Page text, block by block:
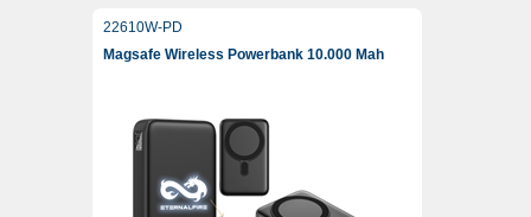
22610W-PD
Magsafe Wireless Powerbank 10.000 Mah